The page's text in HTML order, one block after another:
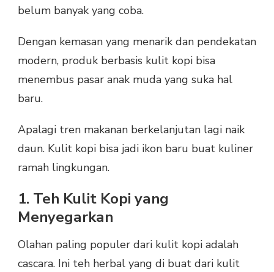
belum banyak yang coba.
Dengan kemasan yang menarik dan pendekatan
modern, produk berbasis kulit kopi bisa
menembus pasar anak muda yang suka hal
baru.
Apalagi tren makanan berkelanjutan lagi naik
daun. Kulit kopi bisa jadi ikon baru buat kuliner
ramah lingkungan.
1. Teh Kulit Kopi yang
Menyegarkan
Olahan paling populer dari kulit kopi adalah
cascara. Ini teh herbal yang di buat dari kulit